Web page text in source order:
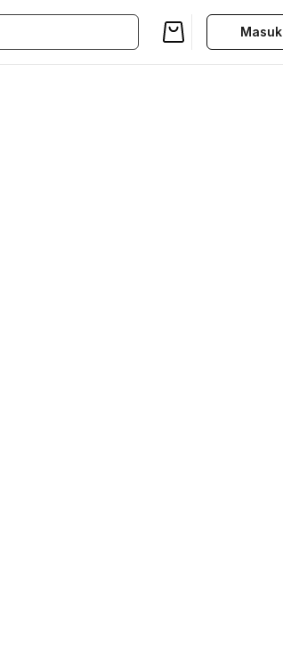
Masuk